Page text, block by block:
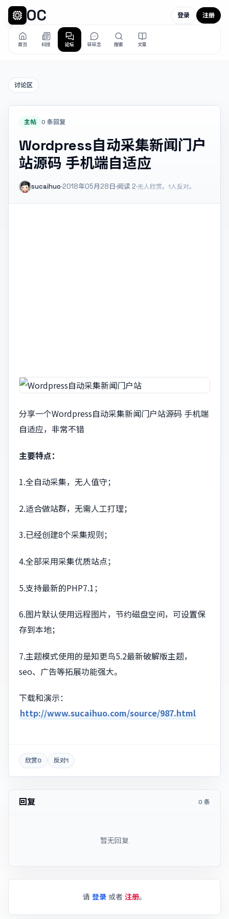
OC
首页 科技 论坛 碎碎念 搜索 文章
登录 注册
讨论区
主帖 0 条回复
Wordpress自动采集新闻门户
站源码 手机端自适应
sucaihuo·2018年05月28日·阅读 2·无人欣赏。 1人反对。
分享一个Wordpress自动采集新闻门户站源码 手机端
自适应，非常不错
主要特点：
1.全自动采集，无人值守；
2.适合做站群，无需人工打理；
3.已经创建8个采集规则；
4.全部采用采集优质站点；
5.支持最新的PHP7.1；
6.图片默认使用远程图片，节约磁盘空间，可设置保
存到本地；
7.主题模式使用的是知更鸟5.2最新破解版主题，
seo、广告等拓展功能强大。
下载和演示：
http://www.sucaihuo.com/source/987.html
欣赏0 反对1
回复 0 条
暂无回复
请 登录 或者 注册。